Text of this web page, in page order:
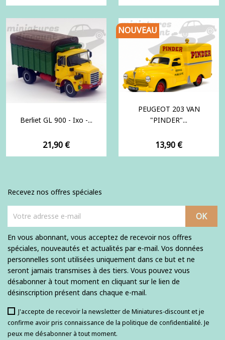
Berliet GL 900 - Ixo -...
Prix
21,90 €
PEUGEOT 203 VAN
"PINDER"...
Prix
13,90 €
NOUVEAU
Recevez nos offres spéciales
En vous abonnant, vous acceptez de recevoir nos offres
spéciales, nouveautés et actualités par e-mail. Vos données
personnelles sont utilisées uniquement dans ce but et ne
seront jamais transmises à des tiers. Vous pouvez vous
désabonner à tout moment en cliquant sur le lien de
désinscription présent dans chaque e-mail.
J'accepte de recevoir la newsletter de Miniatures-discount et je
confirme avoir pris connaissance de la politique de confidentialité. Je
peux me désabonner à tout moment.